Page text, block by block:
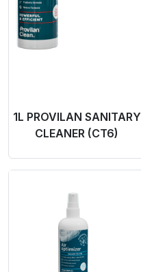
1L PROVILAN SANITARY
CLEANER (CT6)
Product Link